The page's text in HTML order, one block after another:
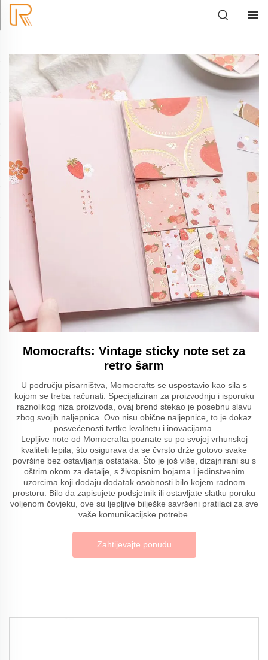
Momocrafts: Vintage sticky note set za
retro šarm
U području pisarništva, Momocrafts se uspostavio kao sila s
kojom se treba računati. Specijaliziran za proizvodnju i isporuku
raznolikog niza proizvoda, ovaj brend stekao je posebnu slavu
zbog svojih naljepnica. Ovo nisu obične naljepnice, to je dokaz
posvećenosti tvrtke kvalitetu i inovacijama.
Lepljive note od Momocrafta poznate su po svojoj vrhunskoj
kvaliteti lepila, što osigurava da se čvrsto drže gotovo svake
površine bez ostavljanja ostataka. Što je još više, dizajnirani su s
oštrim okom za detalje, s živopisnim bojama i jedinstvenim
uzorcima koji dodaju dodatak osobnosti bilo kojem radnom
prostoru. Bilo da zapisujete podsjetnik ili ostavljate slatku poruku
voljenom čovjeku, ove su ljepljive bilješke savršeni pratilaci za sve
vaše komunikacijske potrebe.
Zahtijevajte ponudu